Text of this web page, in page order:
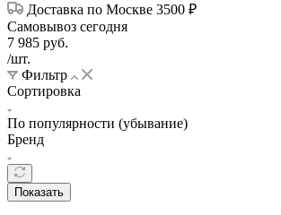
Доставка по Москве 3500 ₽
Самовывоз сегодня
7 985 руб.
/шт.
Фильтр
Сортировка
По популярности (убывание)
Бренд
Показать